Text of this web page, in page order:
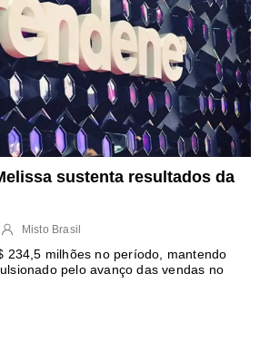
sustenta resultados da
Misto Brasil
234,5 milhões no período, mantendo
pelo avanço das vendas no